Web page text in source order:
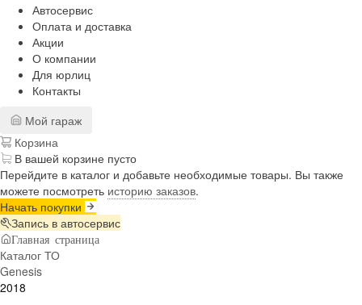
Автосервис
Оплата и доставка
Акции
О компании
Для юрлиц
Контакты
Мой гараж
Корзина
В вашей корзине пусто
Перейдите в каталог и добавьте необходимые товары. Вы также
можете посмотреть историю заказов.
Начать покупки
Запись в автосервис
Главная страница
Каталог ТО
Genesis
2018